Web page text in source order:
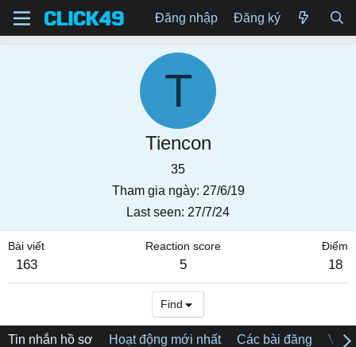
Đăng nhập Đăng ký
T
Tiencon
35
Tham gia ngày 27/6/19
Last seen 27/7/24
Bài viết
163
Reaction score
5
Điểm
18
Find
Tin nhắn hồ sơ Hoạt động mới nhất Các bài đăng Về